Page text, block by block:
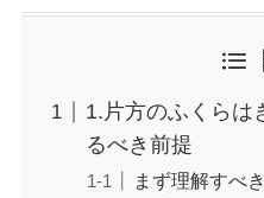
1.片方のふくらは
るべき前提
まず理解すべ